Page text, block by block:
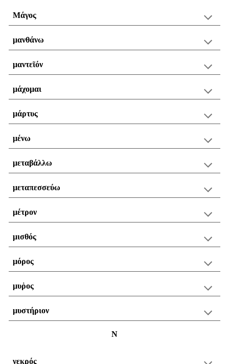
Μάγος
μανθάνω
μαντεῖόν
μάχομαι
μάρτυς
μένω
μεταβάλλω
μεταπεσσεύω
μέτρον
μισθός
μόρος
μυῥος
μυστήριον
Ν
νεκρός